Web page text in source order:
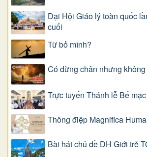
Đại Hội Giáo lý toàn quốc
cuối
Từ bỏ mình?
Có dừng chân nhưng
Trực tuyến Thánh lễ Bế
Thông điệp Magnifica
Bài hát chủ đề ĐH Giới trẻ